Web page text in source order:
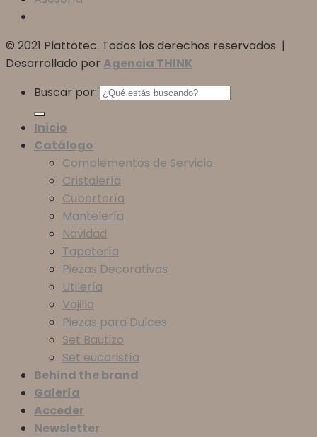
© 2021 Plattotec. Todos los derechos reservados |
Desarrollado por Agencia THINK
Buscar por:
Inicio
Catálogo
Complementos de Servicio
Cristalería
Cubertería
Mantelería
Navidad
Tapetería
Piezas Decorativas
Utilería
Vajilla
Piezas para Dulces
Set Bautizo
Set eucaristía
Behind the brand
Galería
Acceder
Newsletter